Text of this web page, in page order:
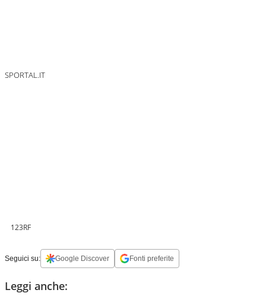
SPORTAL.IT
123RF
Seguici su: Google Discover Fonti preferite
Leggi anche: